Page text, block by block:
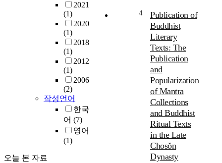
2021
(1)
2020
(1)
2018
(1)
2012
(1)
2006
(2)
작성언어
한국
어 (7)
영어
(1)
오늘 본 자료
4
Publication of
Buddhist
Literary
Texts: The
Publication
and
Popularization
of Mantra
Collections
and Buddhist
Ritual Texts
in the Late
Chosŏn
Dynasty